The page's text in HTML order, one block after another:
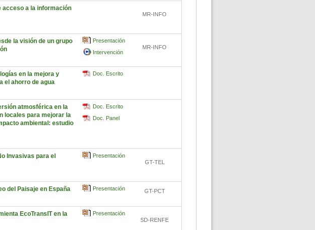
acceso a la información
MR-INFO
la visión de un grupo
Presentación
Intervención
MR-INFO
en la mejora y
el ahorro de agua
Doc. Escrito
atmosférica en la
locales para mejorar la
ambiental: estudio
Doc. Escrito
Doc. Panel
Invasivas para el
Presentación
GT-TEL
del Paisaje en España
Presentación GT-PCT
EcoTransIT en la
Presentación
SD-RENFE